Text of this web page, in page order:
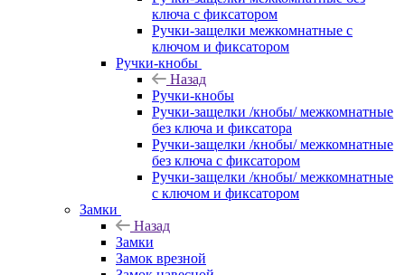
ключа с фиксатором
Ручки-защелки межкомнатные с
ключом и фиксатором
Ручки-кнобы
Назад
Ручки-кнобы
Ручки-защелки /кнобы/ межкомнатные
без ключа и фиксатора
Ручки-защелки /кнобы/ межкомнатные
без ключа с фиксатором
Ручки-защелки /кнобы/ межкомнатные
с ключом и фиксатором
Замки
Назад
Замки
Замок врезной